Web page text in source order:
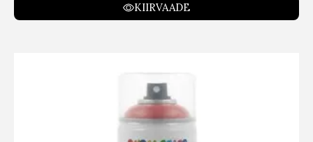
KIIRVAADE